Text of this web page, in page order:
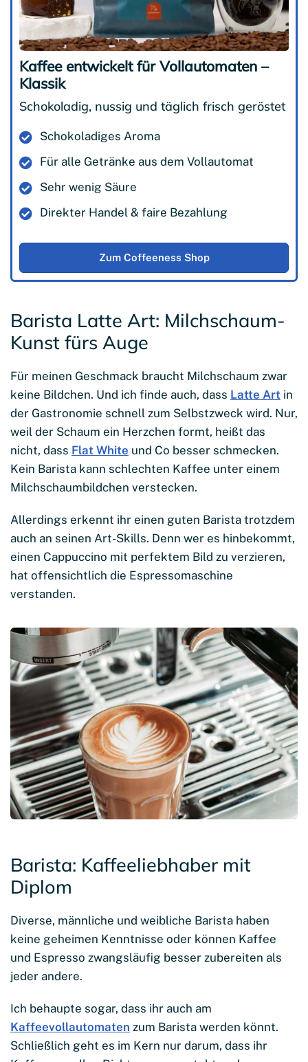
Kaffee entwickelt für Vollautomaten –
Klassik
Schokoladig, nussig und täglich frisch geröstet
Schokoladiges Aroma
Für alle Getränke aus dem Vollautomat
Sehr wenig Säure
Direkter Handel & faire Bezahlung
Zum Coffeeness Shop
Barista Latte Art: Milchschaum-
Kunst fürs Auge
Für meinen Geschmack braucht Milchschaum zwar
keine Bildchen. Und ich finde auch, dass Latte Art in
der Gastronomie schnell zum Selbstzweck wird. Nur,
weil der Schaum ein Herzchen formt, heißt das
nicht, dass Flat White und Co besser schmecken.
Kein Barista kann schlechten Kaffee unter einem
Milchschaumbildchen verstecken.
Allerdings erkennt ihr einen guten Barista trotzdem
auch an seinen Art-Skills. Denn wer es hinbekommt,
einen Cappuccino mit perfektem Bild zu verzieren,
hat offensichtlich die Espressomaschine
verstanden.
Barista: Kaffeeliebhaber mit
Diplom
Diverse, männliche und weibliche Barista haben
keine geheimen Kenntnisse oder können Kaffee
und Espresso zwangsläufig besser zubereiten als
jeder andere.
Ich behaupte sogar, dass ihr auch am
Kaffeevollautomaten zum Barista werden könnt.
Schließlich geht es im Kern nur darum, dass ihr